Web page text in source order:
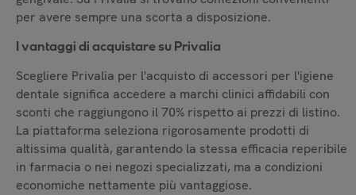
per avere sempre una scorta a disposizione.
I vantaggi di acquistare su Privalia
Scegliere Privalia per l'acquisto di accessori per l'igiene
dentale significa accedere a marchi clinici affidabili con
sconti che raggiungono il 70% rispetto ai prezzi di listino.
La piattaforma seleziona rigorosamente prodotti di
altissima qualità, garantendo la stessa efficacia reperibile
in farmacia o nei negozi specializzati, ma a condizioni
economiche nettamente più vantaggiose.